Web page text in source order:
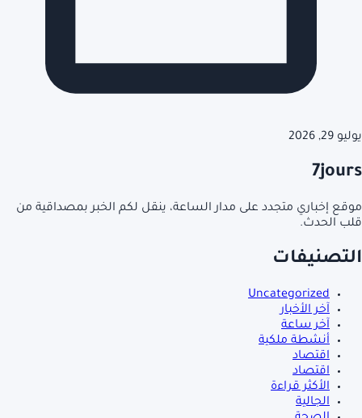
يوليو 29, 2026
7jours
موقع إخباري متجدد على مدار الساعة، ينقل لكم الخبر بمصداقية من
قلب الحدث.
التصنيفات
Uncategorized
آخر الأخبار
آخر ساعة
أنشطة ملكية
اقتصاد
اقتصاد
الأكثر قراءة
الجالية